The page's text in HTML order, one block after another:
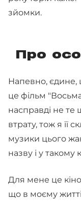
зйомки.
Про
Напевно, єдине,
це фільм
насправді не те
втрату, тож я її
музики цього
назву і у такому
Для мене це
що в моєму